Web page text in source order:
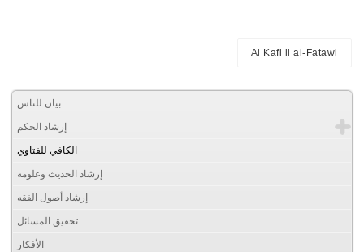
Al Kafi li al-Fatawi
بيان للناس
إرشاد الحكم
الكافي للفتاوي
إرشاد الحديث وعلومه
إرشاد أصول الفقه
تحقيق المسائل
الأفكار